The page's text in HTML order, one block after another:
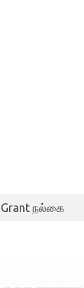
Grant நல்கை